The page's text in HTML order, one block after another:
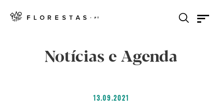
Notícias e Agenda
13.09.2021